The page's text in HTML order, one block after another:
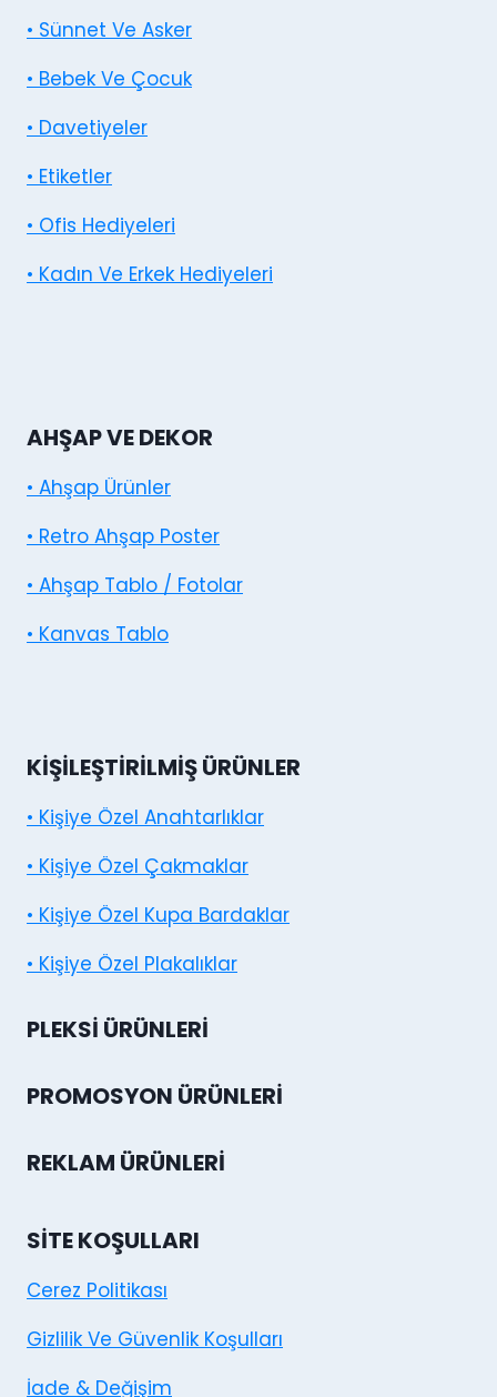
• Sünnet Ve Asker
• Bebek Ve Çocuk
• Davetiyeler
• Etiketler
• Ofis Hediyeleri
• Kadın Ve Erkek Hediyeleri
AHŞAP VE DEKOR
• Ahşap Ürünler
• Retro Ahşap Poster
• Ahşap Tablo / Fotolar
• Kanvas Tablo
KIŞILEŞTIRILMIŞ ÜRÜNLER
• Kişiye Özel Anahtarlıklar
• Kişiye Özel Çakmaklar
• Kişiye Özel Kupa Bardaklar
• Kişiye Özel Plakalıklar
PLEKSI ÜRÜNLERI
PROMOSYON ÜRÜNLERI
REKLAM ÜRÜNLERI
SITE KOŞULLARI
Cerez Politikası
Gizlilik Ve Güvenlik Koşulları
İade & Değişim